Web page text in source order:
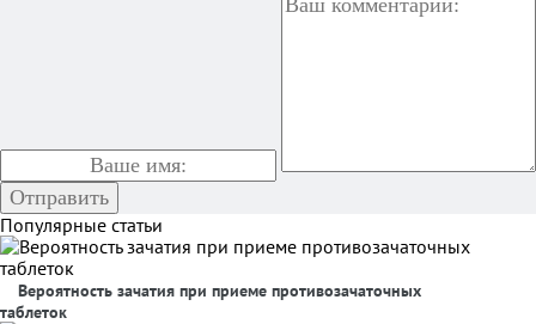
Популярные статьи
Вероятность зачатия при приеме противозачаточных
таблеток